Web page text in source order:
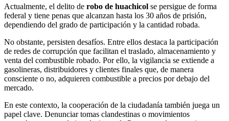
Actualmente, el delito de robo de huachicol se persigue de forma
federal y tiene penas que alcanzan hasta los 30 años de prisión,
dependiendo del grado de participación y la cantidad robada.
No obstante, persisten desafíos. Entre ellos destaca la participación
de redes de corrupción que facilitan el traslado, almacenamiento y
venta del combustible robado. Por ello, la vigilancia se extiende a
gasolineras, distribuidores y clientes finales que, de manera
consciente o no, adquieren combustible a precios por debajo del
mercado.
En este contexto, la cooperación de la ciudadanía también juega un
papel clave. Denunciar tomas clandestinas o movimientos